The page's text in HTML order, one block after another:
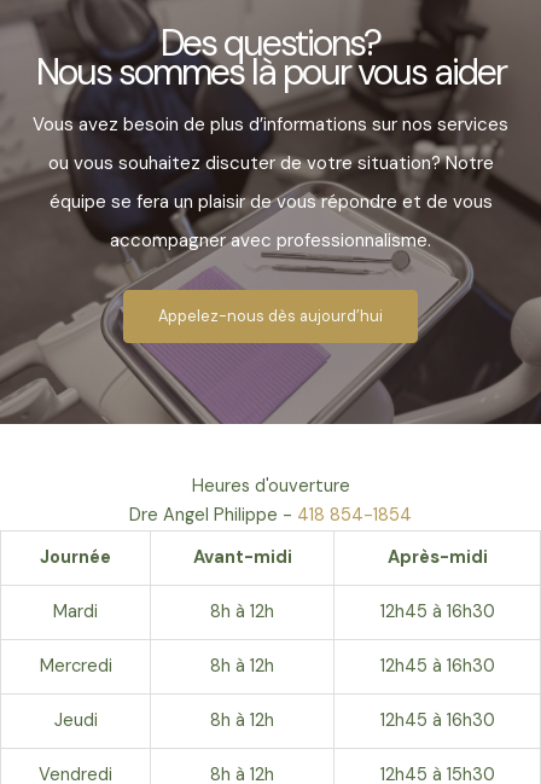
Des questions?
Nous sommes là pour vous aider
Vous avez besoin de plus d’informations sur nos services
ou vous souhaitez discuter de votre situation? Notre
équipe se fera un plaisir de vous répondre et de vous
accompagner avec professionnalisme.
Appelez-nous dès aujourd’hui
Heures d'ouverture
Dre Angel Philippe - 418 854-1854
Journée
Avant-midi Après-midi
Mardi 8h à 12h 12h45 à 16h30
Mercredi 8h à 12h 12h45 à 16h30
Jeudi 8h à 12h 12h45 à 16h30
Vendredi 8h à 12h 12h45 à 15h30